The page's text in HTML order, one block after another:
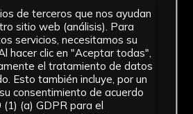
de terceros que nos ayudan
sitio web (análisis). Para
servicios, necesitamos su
hacer clic en "Aceptar todas",
el tratamiento de datos
Esto también incluye, por un
consentimiento de acuerdo
(1) (a) GDPR para el